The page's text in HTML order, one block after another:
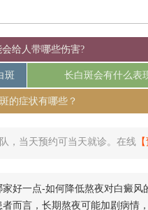
给人带哪些伤害?
斑 长白斑会有什么表
的症状有哪些？
，当天预约可当天就诊。在线
一点-如何降低熬夜对白癜风
而言，长期熬夜可能加剧病情